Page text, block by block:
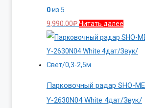
0из 5
9,990.00₽Читать далее
Парковочный радар SHO-ME
Y-2630N04 White 4дат/Звук/